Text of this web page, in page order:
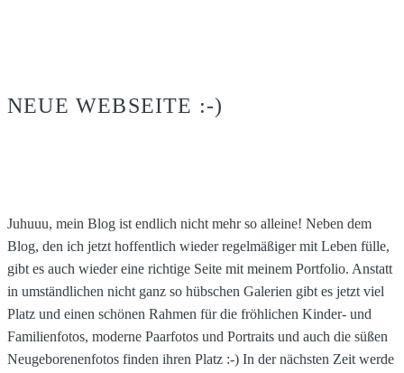
NEUE WEBSEITE :-)
Juhuuu, mein Blog ist endlich nicht mehr so alleine! Neben dem
Blog, den ich jetzt hoffentlich wieder regelmäßiger mit Leben fülle,
gibt es auch wieder eine richtige Seite mit meinem Portfolio. Anstatt
in umständlichen nicht ganz so hübschen Galerien gibt es jetzt viel
Platz und einen schönen Rahmen für die fröhlichen Kinder- und
Familienfotos, moderne Paarfotos und Portraits und auch die süßen
Neugeborenenfotos finden ihren Platz :-) In der nächsten Zeit werde